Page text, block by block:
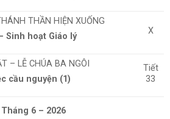
THẦN HIỆN XUỐNG
Sinh hoạt Giáo lý
X
– LỄ CHÚA BA NGÔI
cầu nguyện (1)
Tiết
33
Tháng 6 – 2026